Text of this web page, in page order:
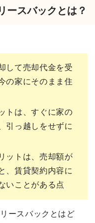
ースバックとは？
して売却代金を受
の家にそのまま住
トは、すぐに家の
引っ越しをせずに
ットは、売却額が
、賃貸契約内容に
いことがある点
ースバックとはど